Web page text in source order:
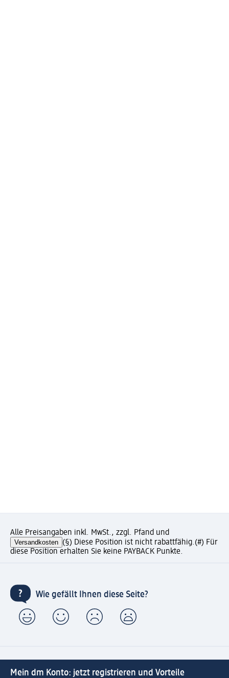
Alle Preisangaben inkl. MwSt., zzgl. Pfand und
Versandkosten (§) Diese Position ist nicht rabattfähig.(#) Für
diese Position erhalten Sie keine PAYBACK Punkte.
Wie gefällt Ihnen diese Seite?
Mein dm Konto: jetzt registrieren und Vorteile